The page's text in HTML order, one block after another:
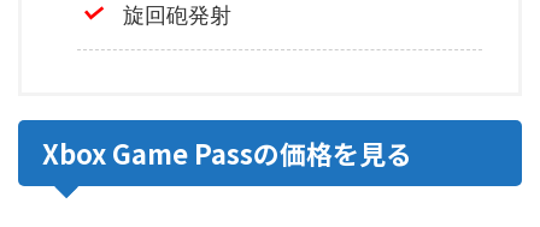
旋回砲発射
Xbox Game Passの価格を見る